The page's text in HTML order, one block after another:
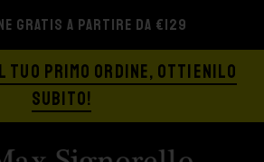
GRATIS A PARTIRE DA €129
TUO PRIMO ORDINE, OTTIENILO
SUBITO!